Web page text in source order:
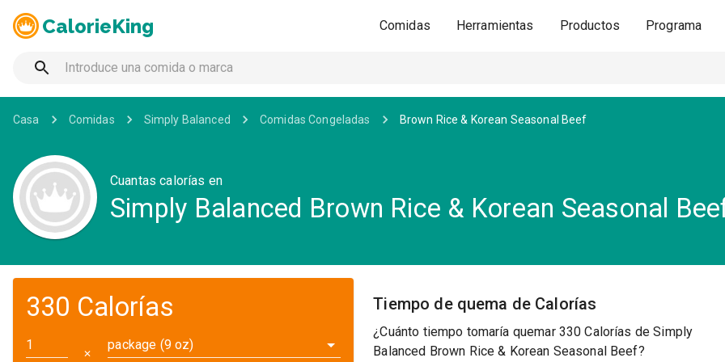
CalorieKing Comidas Herramientas Productos Programa
Casa Comidas Simply Balanced Comidas Congeladas Brown Rice & Korean Seasonal Beef
Cuantas calorías en
Simply Balanced Brown Rice & Korean Seasonal
330 Calorías
✕
package (9 oz)
Tiempo de quema de Calorías
¿Cuánto tiempo tomaría quemar 330 Calorías de Simply
Balanced Brown Rice & Korean Seasonal Beef?